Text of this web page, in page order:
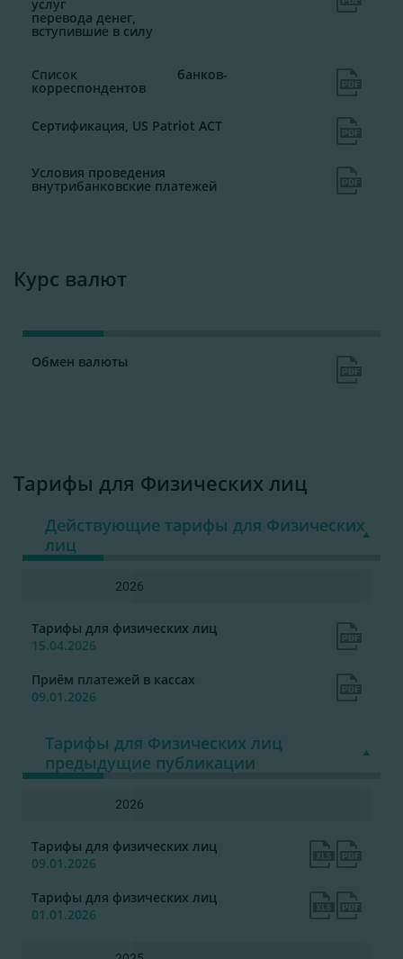
услуг
перевода денег,
вступившие в силу
Список банков-
корреспондентов
Сертификация, US Patriot ACT
Условия проведения
внутрибанковские платежей
Курс валют
Обмен валюты
Тарифы для Физических лиц
Действующие тарифы для Физических
лиц
2026
Тарифы для физических лиц
15.04.2026
Приём платежей в кассах
09.01.2026
Тарифы для Физических лиц
предыдущие публикации
2026
Тарифы для физических лиц
09.01.2026
Тарифы для физических лиц
01.01.2026